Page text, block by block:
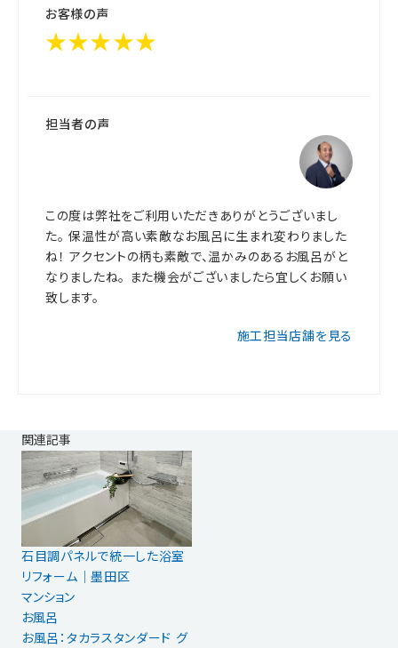
お客様の声
★★★★★
担当者の声
この度は弊社をご利用いただきありがとうございまし
た。 保温性が高い素敵なお風呂に生まれ変わりました
ね！ アクセントの柄も素敵で、温かみのあるお風呂がと
なりましたね。 また機会がございましたら宜しくお願い
致します。
施工担当店舗を見る
関連記事
石目調パネルで統一した浴室
リフォーム｜墨田区
マンション
お風呂
お風呂：タカラスタンダード グ